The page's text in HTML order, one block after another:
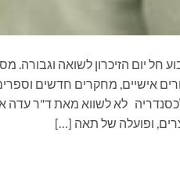
חל יום הזיכרון לשואה וגבורה.
אישיים, מחקרים חדשים
לא לשווא מאת ד"ר עדה
ופועלה של תאה […]